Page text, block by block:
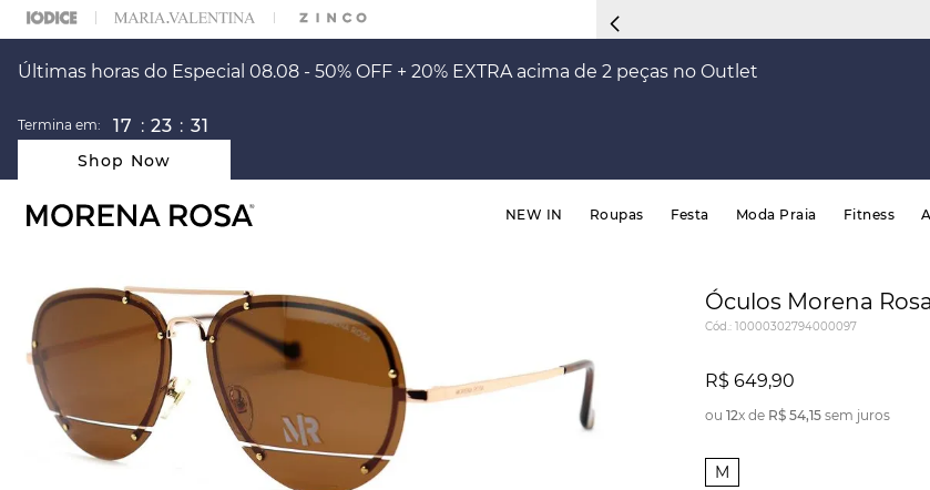
ESCOLHER SEU LOOK?FALE COM NOSSA PERSONAL SHOPPER.
Últimas horas do Especial 08.08 - 50% OFF + 20% EXTRA acima de 2 peças no Outlet
Termina em: 17 : 23 : 31
Shop Now
NEW IN Roupas Festa Moda Praia Fitness
Óculos Morena
Cód.: 10000302794000097
R$ 649,90
ou 12x de R$ 54,15 sem juros
M